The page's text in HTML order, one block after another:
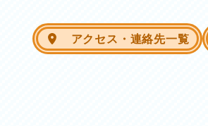
アクセス・連絡先一覧